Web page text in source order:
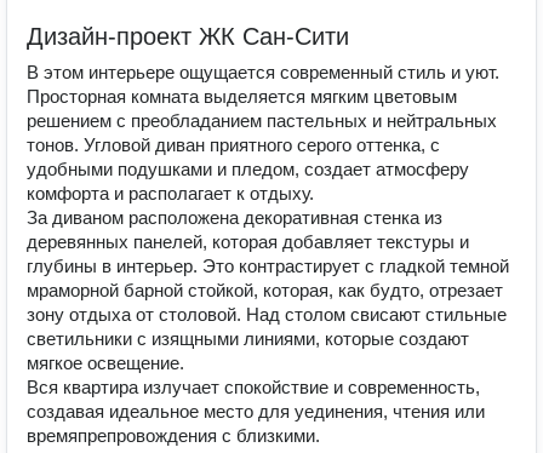
Дизайн-проект ЖК Сан-Сити
В этом интерьере ощущается современный стиль и уют.
Просторная комната выделяется мягким цветовым
решением с преобладанием пастельных и нейтральных
тонов. Угловой диван приятного серого оттенка, с
удобными подушками и пледом, создает атмосферу
комфорта и располагает к отдыху.
За диваном расположена декоративная стенка из
деревянных панелей, которая добавляет текстуры и
глубины в интерьер. Это контрастирует с гладкой темной
мраморной барной стойкой, которая, как будто, отрезает
зону отдыха от столовой. Над столом свисают стильные
светильники с изящными линиями, которые создают
мягкое освещение.
Вся квартира излучает спокойствие и современность,
создавая идеальное место для уединения, чтения или
времяпрепровождения с близкими.